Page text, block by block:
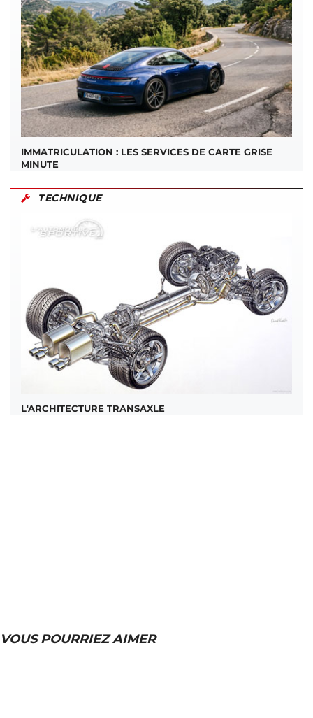
IMMATRICULATION : LES SERVICES DE CARTE GRISE
MINUTE
TECHNIQUE
L'ARCHITECTURE TRANSAXLE
VOUS POURRIEZ AIMER